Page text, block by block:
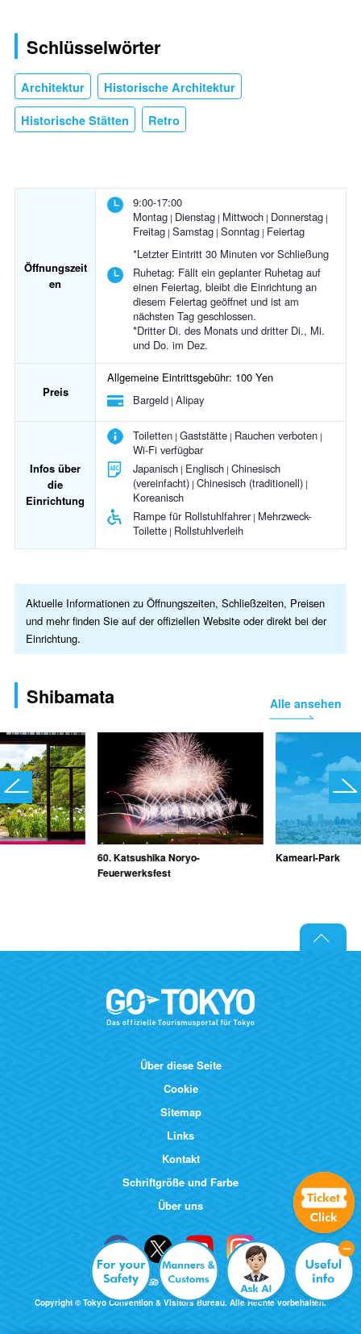
Schlüsselwörter
Architektur Historische Architektur
Historische Stätten Retro
Öffnungszeit
en
9:00-17:00
Montag Dienstag Mittwoch Donnerstag
Freitag Samstag Sonntag Feiertag
*Letzter Eintritt 30 Minuten vor Schließung
Ruhetag: Fällt ein geplanter Ruhetag auf
einen Feiertag, bleibt die Einrichtung an
diesem Feiertag geöffnet und ist am
nächsten Tag geschlossen.
*Dritter Di. des Monats und dritter Di., Mi.
und Do. im Dez.
Preis
Allgemeine Eintrittsgebühr: 100 Yen
Bargeld Alipay
Infos über
die
Einrichtung
Toiletten Gaststätte Rauchen verboten
Wi-Fi verfügbar
Japanisch Englisch Chinesisch
(vereinfacht) Chinesisch (traditionell)
Koreanisch
Rampe für Rollstuhlfahrer Mehrzweck-
Toilette Rollstuhlverleih
Aktuelle Informationen zu Öffnungszeiten, Schließzeiten, Preisen
und mehr finden Sie auf der offiziellen Website oder direkt bei der
Einrichtung.
Shibamata Alle ansehen
60. Katsushika Noryo-
Feuerwerksfest
Kameari-Park
Über diese Seite
Cookie
Sitemap
Links
Kontakt
Schriftgröße und Farbe
Über uns
Copyright © Tokyo Convention & Visitors Bureau. Alle Rechte vorbehalten.